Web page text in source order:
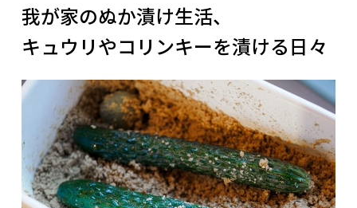
我が家のぬか漬け生活、
キュウリやコリンキーを漬ける日々